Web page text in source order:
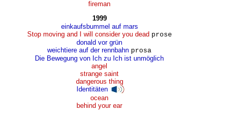
fireman
1999
einkaufsbummel auf mars
Stop moving and I will consider you dead prose
donald vor grün
weichtiere auf der rennbahn prosa
Die Bewegung von Ich zu Ich ist unmöglich
angel
strange saint
dangerous thing
Identitäten
ocean
behind your ear